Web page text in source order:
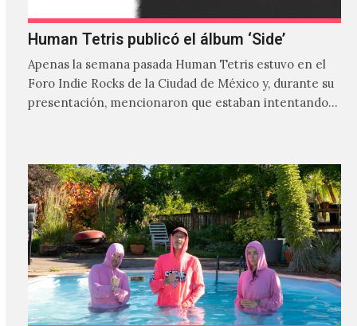
Human Tetris publicó el álbum ‘Side’
Apenas la semana pasada Human Tetris estuvo en el
Foro Indie Rocks de la Ciudad de México y, durante su
presentación, mencionaron que estaban intentando…